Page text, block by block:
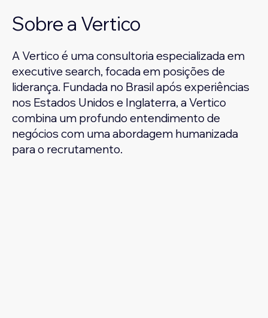
Sobre a Vertico
A Vertico é uma consultoria especializada em
executive search, focada em posições de
liderança. Fundada no Brasil após experiências
nos Estados Unidos e Inglaterra, a Vertico
combina um profundo entendimento de
negócios com uma abordagem humanizada
para o recrutamento.